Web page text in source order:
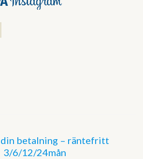
din betalning – räntefritt
3/6/12/24mån